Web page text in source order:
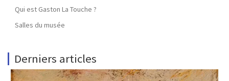
Qui est Gaston La Touche ?
Salles du musée
Derniers articles